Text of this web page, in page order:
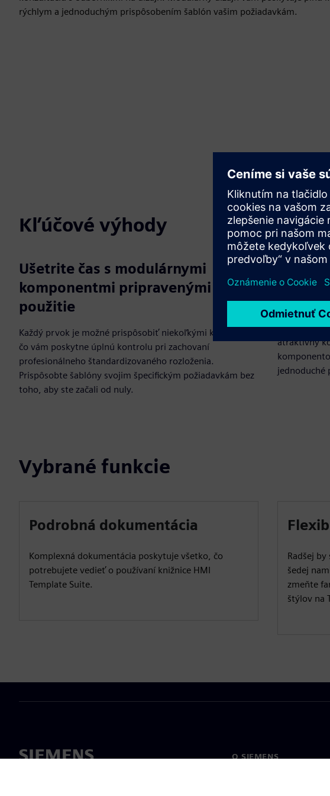
rýchlym a jednoduchým prispôsobením šablón vašim požiadavkám.
Kľúčové výhody
Ušetrite čas s modulárnymi
komponentmi pripravenými na
použitie
Každý prvok je možné prispôsobiť niekoľkými kliknutiami,
čo vám poskytne úplnú kontrolu pri zachovaní
profesionálneho štandardizovaného rozloženia.
Prispôsobte šablóny svojim špecifickým požiadavkám bez
toho, aby ste začali od nuly.
vývoja
Získajte
atraktívny
jednoduché
Vybrané funkcie
Podrobná dokumentácia
Komplexná dokumentácia poskytuje všetko, čo
potrebujete vedieť o používaní knižnice HMI
Template Suite.
Radšej
šedej
zmeňte
štýlov na
O SIEMENS